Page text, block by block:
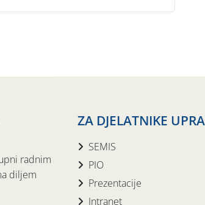
radnim
diljem
ZA DJELATNIKE
SEMIS
PIO
Prezentacije
Intranet